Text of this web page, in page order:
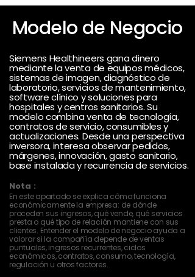
Modelo de Negocio
Siemens Healthineers gana dinero
mediante la venta de equipos médicos,
sistemas de imagen, diagnóstico de
laboratorio, servicios de mantenimiento,
software clínico y soluciones para
hospitales y centros sanitarios. Su
modelo combina venta de tecnología,
contratos de servicio, consumibles y
actualizaciones. Desde una perspectiva
inversora, interesa observar pedidos,
márgenes, innovación, gasto sanitario,
base instalada y recurrencia de servicios.
Nota :
En este apartado se explica cómo funciona
económicamente la empresa: de dónde
proceden sus ingresos, qué vende, qué servicios
presta o qué tipo de relación mantiene con sus
clientes. Entender el modelo de negocio ayuda a
valorar si la compañía depende de ventas
puntuales, ingresos recurrentes, ciclos
económicos, contratos, consumo, tecnología,
regulación u otros factores.